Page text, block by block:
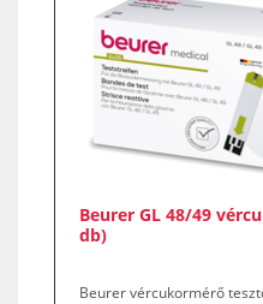
Beurer GL 48/49
db)
Beurer vércukormérő